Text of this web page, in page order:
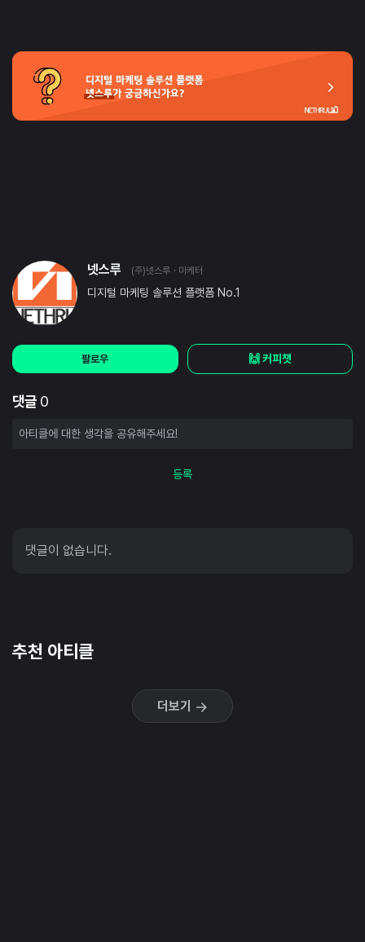
넷스루 (주)넷스루 · 마케터
디지털 마케팅 솔루션 플랫폼 No.1
팔로우 🙌 커피챗
댓글 0
등록
댓글이 없습니다.
추천 아티클
더보기